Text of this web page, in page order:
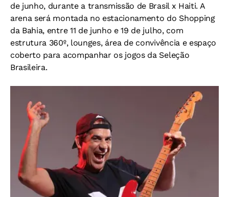
de junho, durante a transmissão de Brasil x Haiti. A
arena será montada no estacionamento do Shopping
da Bahia, entre 11 de junho e 19 de julho, com
estrutura 360º, lounges, área de convivência e espaço
coberto para acompanhar os jogos da Seleção
Brasileira.